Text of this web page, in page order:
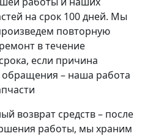
на срок 100 дней. Мы
повторную
в течение
если причина
обращения – наша работа
возврат средств – после
работы, мы храним